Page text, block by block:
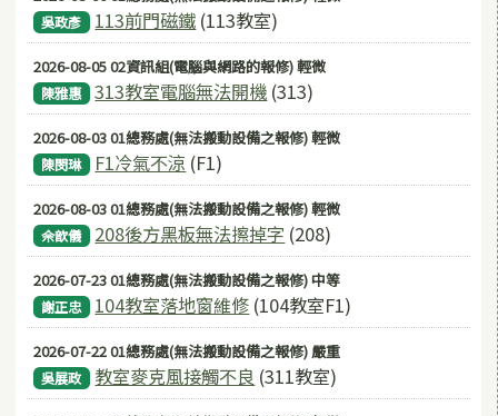
吳政彥 113前門磁鐵 (113教室)
2026-08-05 02資訊組(電腦與網路的報修) 輕微
陳雅惠 313教室電腦無法開機 (313)
2026-08-03 01總務處(無法搬動設備之報修) 輕微
陳閔琳 F1冷氣不涼 (F1)
2026-08-03 01總務處(無法搬動設備之報修) 輕微
佘歆儀 208後方黑板無法擦掉字 (208)
2026-07-23 01總務處(無法搬動設備之報修) 中等
謝正忠 104教室落地窗維修 (104教室F1)
2026-07-22 01總務處(無法搬動設備之報修) 嚴重
吳展政 教室麥克風接觸不良 (311教室)